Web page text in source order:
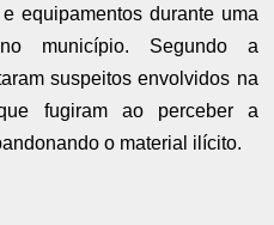
equipamentos durante uma
município. Segundo a
suspeitos envolvidos na
fugiram ao perceber a
o material ilícito.